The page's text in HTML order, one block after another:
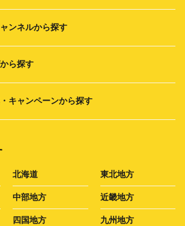
ンネルから探す
ら探す
キャンペーンから探す
北海道 東北地方
中部地方 近畿地方
四国地方 九州地方